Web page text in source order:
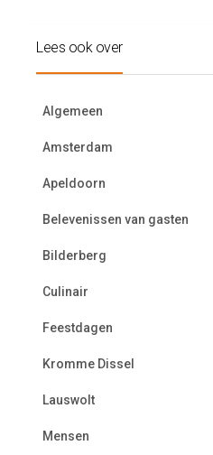
Lees ook over
Algemeen
Amsterdam
Apeldoorn
Belevenissen van gasten
Bilderberg
Culinair
Feestdagen
Kromme Dissel
Lauswolt
Mensen